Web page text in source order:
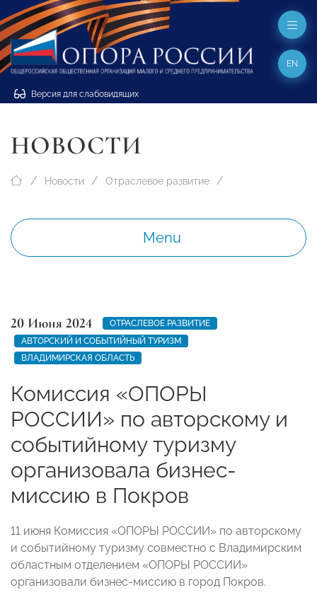
Версия для слабовидящих
EN
НОВОСТИ
Новости Отраслевое развитие
Menu
20 Июня 2024
ОТРАСЛЕВОЕ РАЗВИТИЕ
АВТОРСКИЙ И СОБЫТИЙНЫЙ ТУРИЗМ
ВЛАДИМИРСКАЯ ОБЛАСТЬ
Комиссия «ОПОРЫ
РОССИИ» по авторскому и
событийному туризму
организовала бизнес-
миссию в Покров
11 июня Комиссия «ОПОРЫ РОССИИ» по авторскому
и событийному туризму совместно с Владимирским
областным отделением «ОПОРЫ РОССИИ»
организовали бизнес-миссию в город Покров.